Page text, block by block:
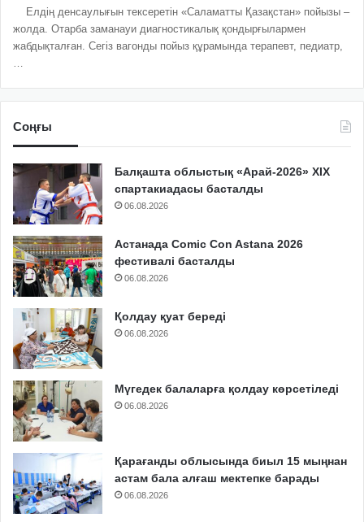
Елдің денсаулығын тексеретін «Саламатты Қазақстан» пойызы –
жолда. Отарба заманауи диагностикалық қондырғылармен
жабдықталған. Сегіз вагонды пойыз құрамында терапевт, педиатр,
Соңғы
Балқашта облыстық «Арай-2026» XIX
спартакиадасы басталды
06.08.2026
Астанада Comic Con Astana 2026
фестивалі басталды
06.08.2026
Қолдау қуат береді
06.08.2026
Мүгедек балаларға қолдау көрсетіледі
06.08.2026
Қарағанды облысында биыл 15 мыңнан
астам бала алғаш мектепке барады
06.08.2026